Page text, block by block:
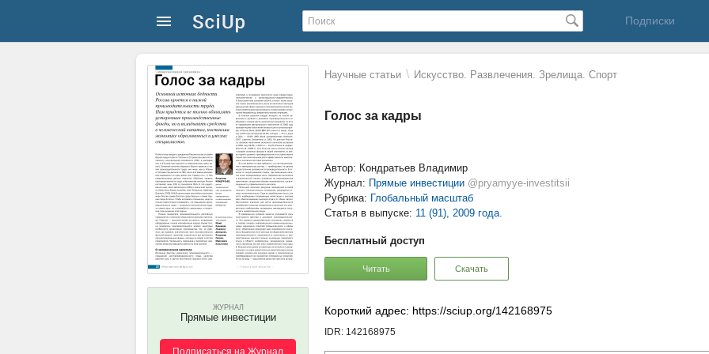
Подписки
Научные статьи \ Искусство. Развлечения. Зрелища. Спорт
Голос за кадры
ЖУРНАЛ
Прямые инвестиции
Подписаться на Журнал
Автор: Кондратьев Владимир
Журнал: Прямые инвестиции @pryamyye-investitsii
Рубрика: Глобальный масштаб
Статья в выпуске: 11 (91), 2009 года.
Бесплатный доступ
Читать Скачать
Короткий адрес: https://sciup.org/142168975
IDR: 142168975